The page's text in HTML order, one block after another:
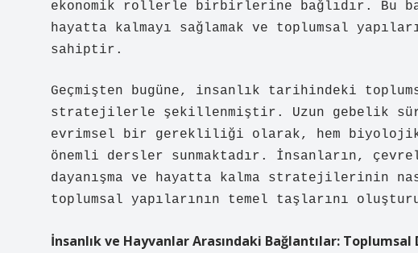
ekonomik rollerle birbirlerine bağlıdır. Bu
hayatta kalmayı sağlamak ve toplumsal
sahiptir.
Geçmişten bugüne, insanlık tarihindeki
stratejilerle şekillenmiştir. Uzun gebelik
evrimsel bir gerekliliği olarak, hem
önemli dersler sunmaktadır. İnsanların,
dayanışma ve hayatta kalma stratejilerinin
toplumsal yapılarının temel taşlarını
İnsanlık ve Hayvanlar Arasındaki Bağlantılar: